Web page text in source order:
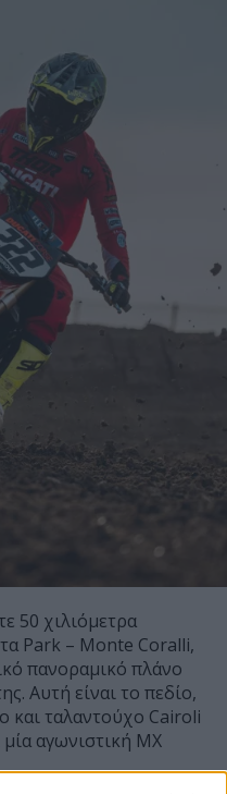
50 χιλιόμετρα
Park – Monte Coralli,
πανοραμικό πλάνο
Αυτή είναι το πεδίο,
και ταλαντούχο Cairoli
αγωνιστική MX